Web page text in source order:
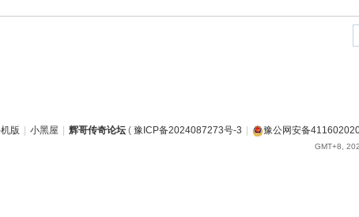
版 | 小黑屋 | 辉哥传奇论坛 ( 豫ICP备2024087273号-3 | 豫公网安备
GMT+8,